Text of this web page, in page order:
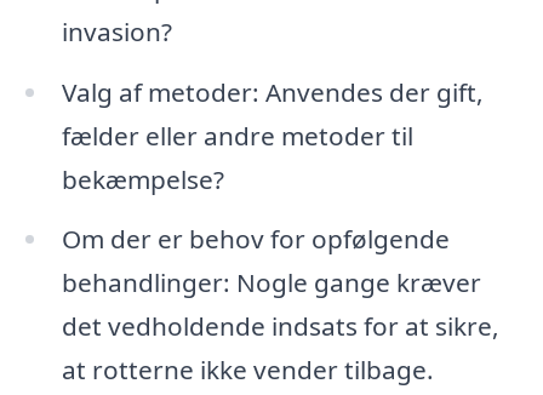
invasion?
Valg af metoder: Anvendes der gift,
fælder eller andre metoder til
bekæmpelse?
Om der er behov for opfølgende
behandlinger: Nogle gange kræver
det vedholdende indsats for at sikre,
at rotterne ikke vender tilbage.